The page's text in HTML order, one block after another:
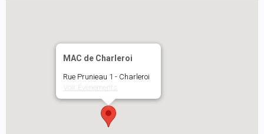
MAC de Charleroi
Rue Prunieau 1 - Charleroi
Voir Évènements